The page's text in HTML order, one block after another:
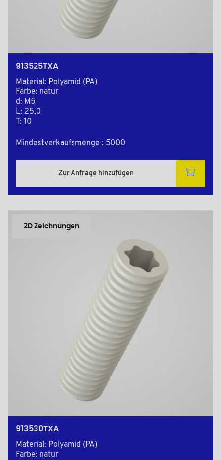
913525TXA
Material: Polyamid (PA)
Farbe: natur
d: M5
L: 25,0
T: 10
Mindestverkaufsmenge : 5000
Zur Anfrage hinzufügen
2D Zeichnungen
913530TXA
Material: Polyamid (PA)
Farbe: natur